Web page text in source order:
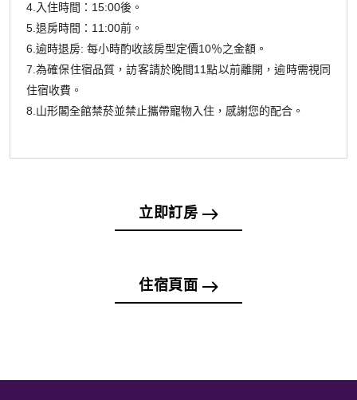
4.入住時間：15:00後。
5.退房時間：11:00前。
6.逾時退房: 每小時酌收該房型定價10％之金額。
7.為確保住宿品質，訪客請於晚間11點以前離開，逾時需視同
住宿收費。
8.山形閣全館禁菸並禁止攜帶寵物入住，感謝您的配合。
立即訂房
住宿頁面